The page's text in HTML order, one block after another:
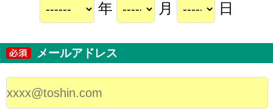
年 月 日
メールアドレス